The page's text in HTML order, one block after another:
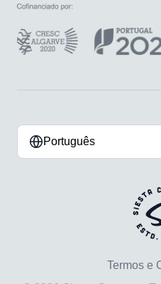
Português
Termos e